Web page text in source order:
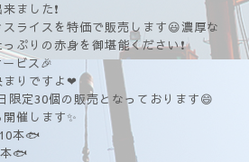
ました❗
ライスを特価で販売します😃濃厚な
ぷりの赤身を御堪能ください❗
ビス🎉
まりですよ❤
限定30個の販売となっております😄
催します✨
本🐟
🐟